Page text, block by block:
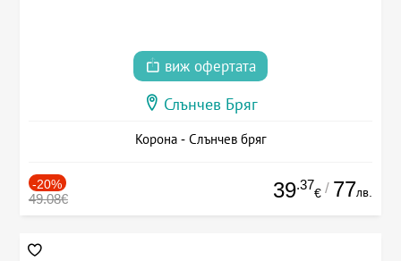
виж офертата
Слънчев Бряг
Корона - Слънчев бряг
-20%
49.08€ 39.37
€ / 77лв.